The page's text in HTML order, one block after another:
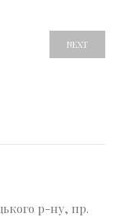
NEXT
р-ну, пр.